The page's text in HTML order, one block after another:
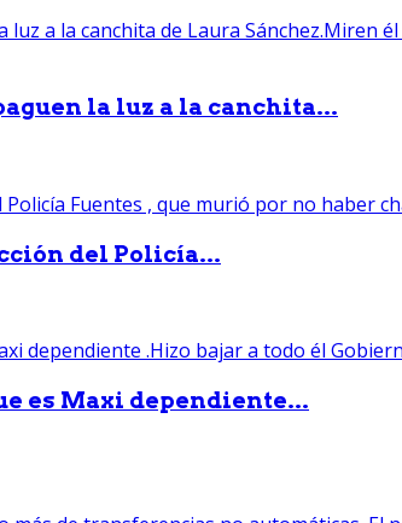
la luz a la canchita...
del Policía...
es Maxi dependiente...